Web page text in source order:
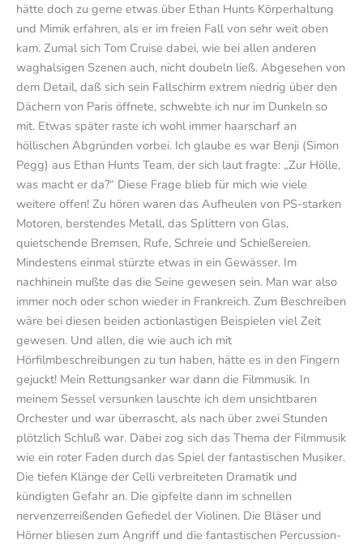
hätte doch zu gerne etwas über Ethan Hunts Körperhaltung
und Mimik erfahren, als er im freien Fall von sehr weit oben
kam. Zumal sich Tom Cruise dabei, wie bei allen anderen
waghalsigen Szenen auch, nicht doubeln ließ. Abgesehen von
dem Detail, daß sich sein Fallschirm extrem niedrig über den
Dächern von Paris öffnete, schwebte ich nur im Dunkeln so
mit. Etwas später raste ich wohl immer haarscharf an
höllischen Abgründen vorbei. Ich glaube es war Benji (Simon
Pegg) aus Ethan Hunts Team, der sich laut fragte: „Zur Hölle,
was macht er da?“ Diese Frage blieb für mich wie viele
weitere offen! Zu hören waren das Aufheulen von PS-starken
Motoren, berstendes Metall, das Splittern von Glas,
quietschende Bremsen, Rufe, Schreie und Schießereien.
Mindestens einmal stürzte etwas in ein Gewässer. Im
nachhinein mußte das die Seine gewesen sein. Man war also
immer noch oder schon wieder in Frankreich. Zum Beschreiben
wäre bei diesen beiden actionlastigen Beispielen viel Zeit
gewesen. Und allen, die wie auch ich mit
Hörfilmbeschreibungen zu tun haben, hätte es in den Fingern
gejuckt! Mein Rettungsanker war dann die Filmmusik. In
meinem Sessel versunken lauschte ich dem unsichtbaren
Orchester und war überrascht, als nach über zwei Stunden
plötzlich Schluß war. Dabei zog sich das Thema der Filmmusik
wie ein roter Faden durch das Spiel der fantastischen Musiker.
Die tiefen Klänge der Celli verbreiteten Dramatik und
kündigten Gefahr an. Die gipfelte dann im schnellen
nervenzerreißenden Gefiedel der Violinen. Die Bläser und
Hörner bliesen zum Angriff und die fantastischen Percussion-